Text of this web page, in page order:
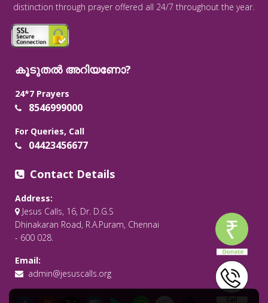
distinction through prayer offered all 24/7 throughout the year.
കൂടുതൽ അറിയണോ?
24*7 Prayers
8546999000
For Queries, Call
04423456677
Contact Details
Address:
Jesus Calls, 16, Dr. D.G.S
Dhinakaran Road, R.A.Puram, Chennai
- 600 028.
Email:
admin@jesuscalls.org